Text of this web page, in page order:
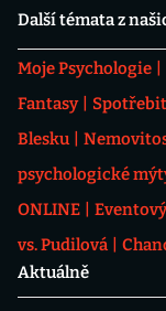
Další témata z
Moje Psychologie
Fantasy
Blesku
psychologické
ONLINE
vs. Pudilová
Aktuálně